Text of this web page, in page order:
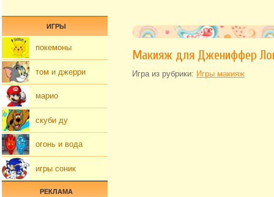
Макияж для Джениффер
Игра из рубрики: Игры макияж
ИГРЫ
покемоны
том и джерри
марио
скуби ду
огонь и вода
игры соник
РЕКЛАМА